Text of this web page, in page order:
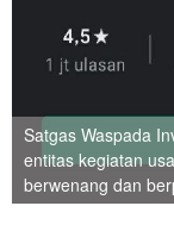
Satgas Waspada
entitas kegiatan
berwenang dan